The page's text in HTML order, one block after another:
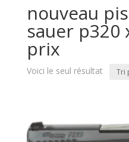
nouveau
sauer p320
prix​
Voici le seul résultat